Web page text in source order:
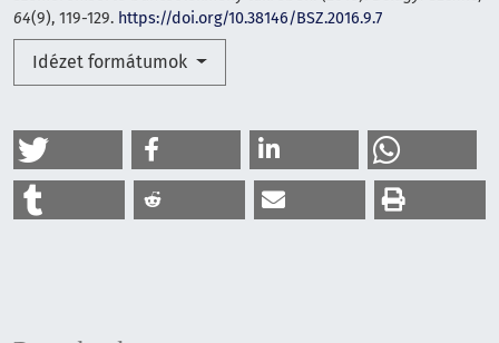
64(9), 119-129. https://doi.org/10.38146/BSZ.2016.9.7
Idézet formátumok